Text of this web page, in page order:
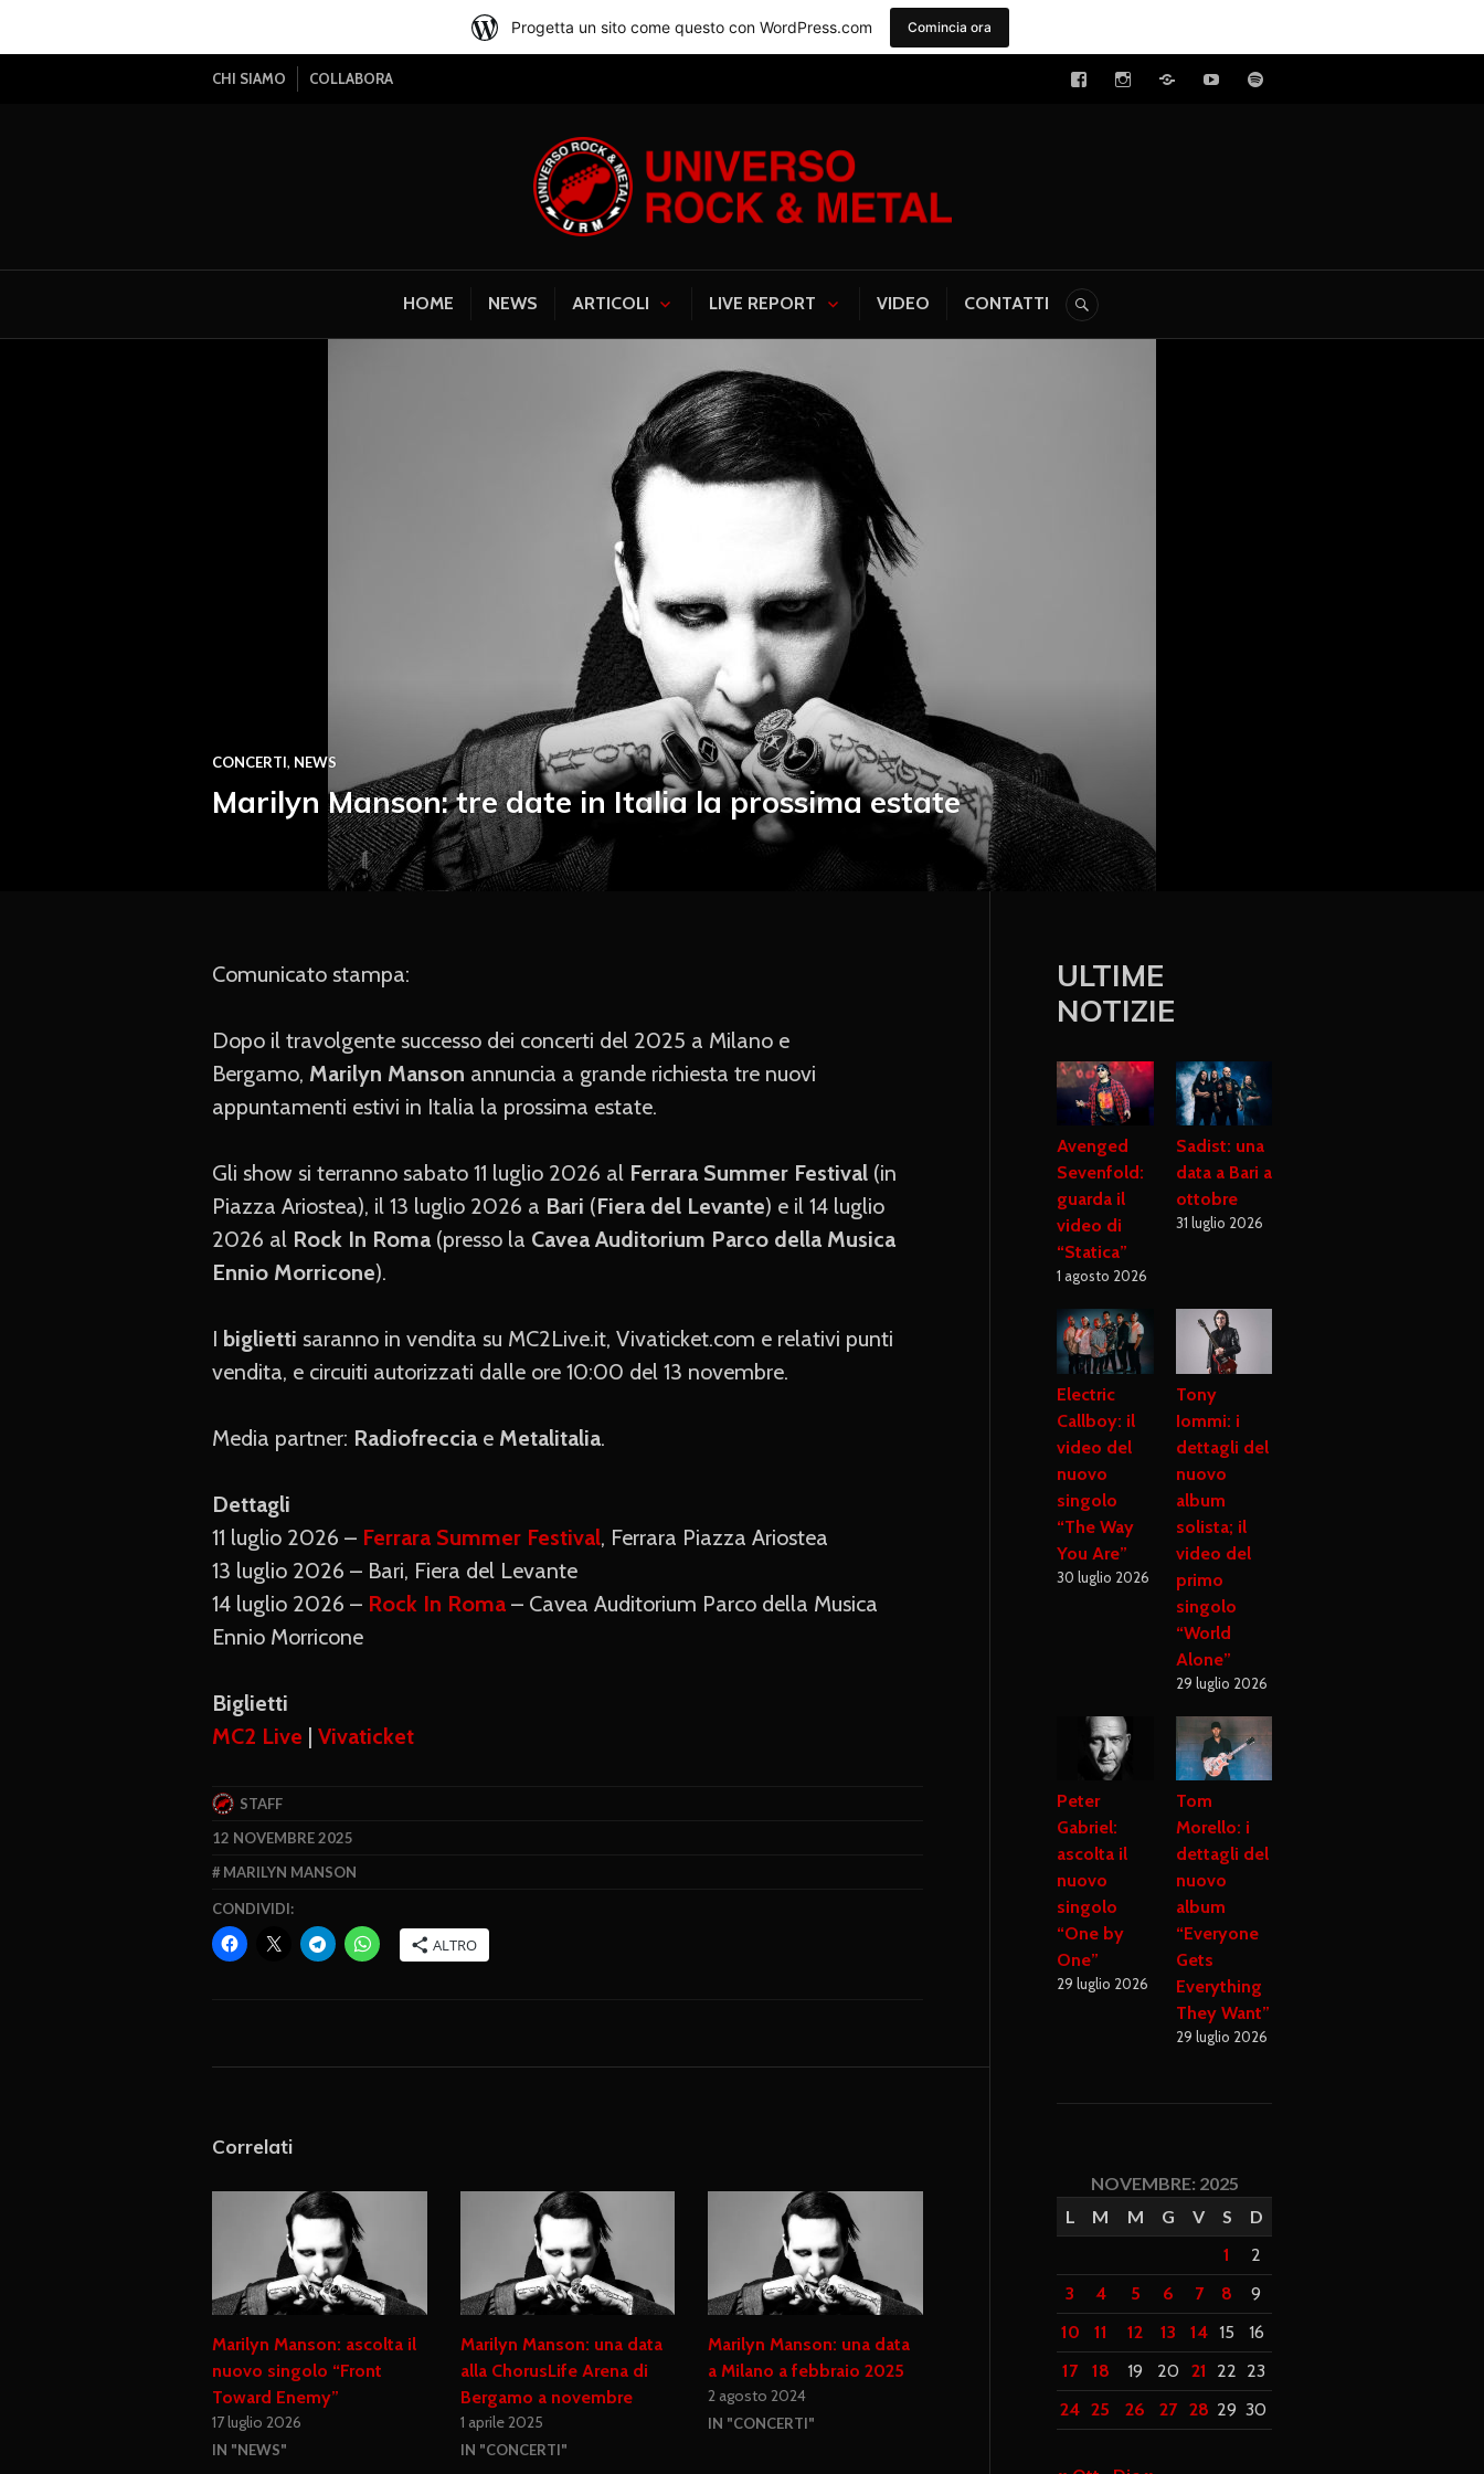
CHI SIAMO COLLABORA
Universo Rock & Metal
HOME NEWS ARTICOLI LIVE REPORT VIDEO CONTATTI
CONCERTI, NEWS
Marilyn Manson: tre date in Italia la prossima estate
Comunicato stampa:
Dopo il travolgente successo dei concerti del 2025 a Milano e
Bergamo, Marilyn Manson annuncia a grande richiesta tre nuovi
appuntamenti estivi in Italia la prossima estate.
Gli show si terranno sabato 11 luglio 2026 al Ferrara Summer Festival (in
Piazza Ariostea), il 13 luglio 2026 a Bari (Fiera del Levante) e il 14 luglio
2026 al Rock In Roma(presso la Cavea Auditorium Parco della Musica
Ennio Morricone).
I biglietti saranno in vendita su MC2Live.it, Vivaticket.com e relativi punti
vendita, e circuiti autorizzati dalle ore 10:00 del 13 novembre.
Media partner: Radiofrecciae Metalitalia.
Dettagli
11 luglio 2026 – Ferrara Summer Festival, Ferrara Piazza Ariostea
13 luglio 2026 – Bari, Fiera del Levante
14 luglio 2026 – Rock In Roma– Cavea Auditorium Parco della Musica
Ennio Morricone
Biglietti
MC2 Live | Vivaticket
STAFF
12 NOVEMBRE 2025
MARILYN MANSON
CONDIVIDI:
ALTRO
Correlati
Marilyn Manson: ascolta il
nuovo singolo “Front
Toward Enemy”
17 luglio 2026
IN "NEWS"
Marilyn Manson: una data
alla ChorusLife Arena di
Bergamo a novembre
1 aprile 2025
IN "CONCERTI"
Marilyn Manson: una data
a Milano a febbraio 2025
2 agosto 2024
IN "CONCERTI"
ULTIME
NOTIZIE
Avenged
Sevenfold:
guarda il
video di
“Statica”
1 agosto 2026
Sadist: una
data a Bari a
ottobre
31 luglio 2026
Electric
Callboy: il
video del
nuovo
singolo
“The Way
You Are”
30 luglio 2026
Tony
Iommi: i
dettagli del
nuovo
album
solista; il
video del
primo
singolo
“World
Alone”
29 luglio 2026
Peter
Gabriel:
ascolta il
nuovo
singolo
“One by
One”
29 luglio 2026
Tom
Morello: i
dettagli del
nuovo
album
“Everyone
Gets
Everything
They Want”
29 luglio 2026
NOVEMBRE: 2025
L
M M G V S
D
1
2
3
4 5 6 7 8
9
10
11 12 13 14 15
16
17
18 19 20 21 22 23
24 25 26 27 28 29 30
Progetta un sito come questo con WordPress.com Comincia ora